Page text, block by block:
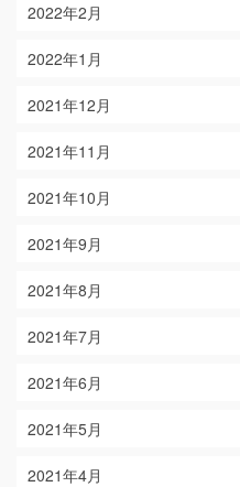
2022年2月
2022年1月
2021年12月
2021年11月
2021年10月
2021年9月
2021年8月
2021年7月
2021年6月
2021年5月
2021年4月